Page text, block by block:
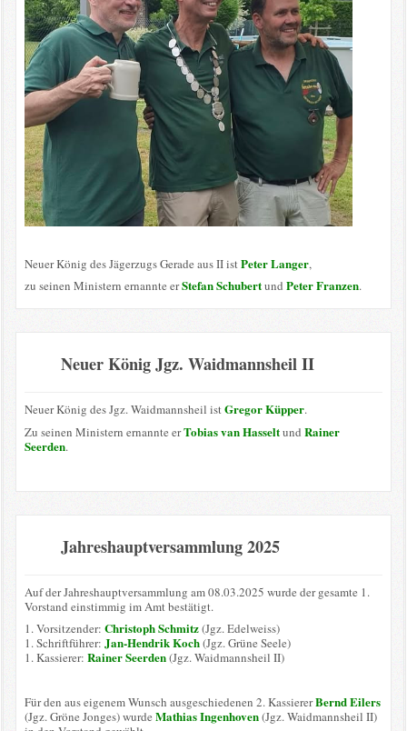
Neuer König des Jägerzugs Gerade aus II istPeter Langer,
zu seinen Ministern ernannte erStefan Schubertund Peter Franzen.
Neuer König Jgz. Waidmannsheil II
Neuer König des Jgz. Waidmannsheil istGregor Küpper.
Zu seinen Ministern ernannte erTobias van Hasseltund Rainer
Seerden.
Jahreshauptversammlung 2025
Auf der Jahreshauptversammlung am 08.03.2025 wurde der gesamte 1.
Vorstand einstimmig im Amt bestätigt.
1. Vorsitzender: Christoph Schmitz(Jgz. Edelweiss)
1. Schriftführer: Jan-Hendrik Koch(Jgz. Grüne Seele)
1. Kassierer: Rainer Seerden(Jgz. Waidmannsheil II)
Für den aus eigenem Wunsch ausgeschiedenen 2. KassiererBernd Eilers
(Jgz. Gröne Jonges) wurde Mathias Ingenhoven(Jgz. Waidmannsheil II)